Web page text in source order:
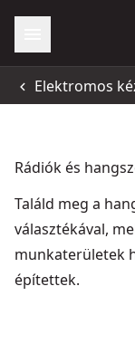
Elektromos
Rádiók és
Találd meg a
választékával,
munkaterületek
építettek.